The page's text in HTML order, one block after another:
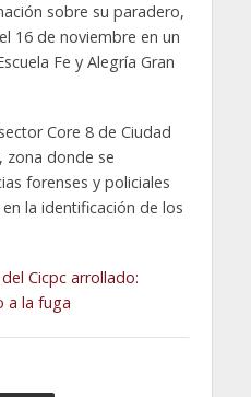
sobre su paradero,
16 de noviembre en un
Fe y Alegría Gran
Core 8 de Ciudad
zona donde se
forenses y policiales
la identificación de los
Cicpc arrollado:
a la fuga